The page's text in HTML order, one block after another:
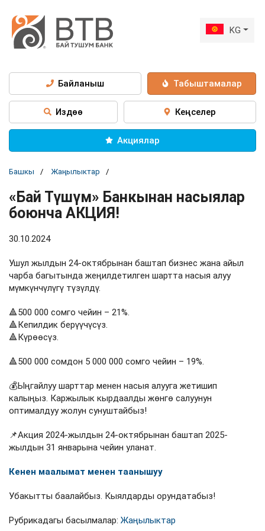
KG
Байланыш Табыштамалар
Издөө Кеңселер
Акциялар
Башкы Жаңылыктар
«Бай Түшүм» Банкынан насыялар
боюнча АКЦИЯ!
30.10.2024
Ушул жылдын 24-октябрынан баштап бизнес жана айыл
чарба багытында жеңилдетилген шартта насыя алуу
мүмкүнчүлүгү түзүлдү.
🔺500 000 сомго чейин – 21%.
🔺Кепилдик берүүчүсүз.
🔺Күрөөсүз.
🔺500 000 сомдон 5 000 000 сомго чейин – 19%.
💰Ыңгайлуу шарттар менен насыя алууга жетишип
калыңыз. Каржылык кырдаалды жөнгө салуунун
оптималдуу жолун сунуштайбыз!
📌Акция 2024-жылдын 24-октябрынан баштап 2025-
жылдын 31 январына чейин уланат.
Кенен маалымат менен таанышуу
Убакытты баалайбыз. Кыялдарды орундатабыз!
Рубрикадагы басылмалар: Жаңылыктар